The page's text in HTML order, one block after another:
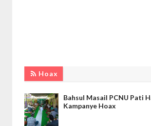
Hoax
Bahsul Masail PCNU Pati
Kampanye Hoax